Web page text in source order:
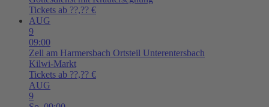
Tickets ab ??,?? €
AUG
9
09:00
Zell am Harmersbach Ortsteil Unterentersbach
Kilwi-Markt
Tickets ab ??,?? €
AUG
9